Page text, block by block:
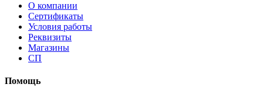
О компании
Сертификаты
Условия работы
Реквизиты
Магазины
СП
Помощь